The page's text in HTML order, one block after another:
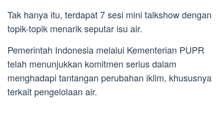
Tak hanya itu, terdapat 7 sesi mini talkshow dengan
topik-topik menarik seputar isu air.
Pemerintah Indonesia melalui Kementerian PUPR
telah menunjukkan komitmen serius dalam
menghadapi tantangan perubahan iklim, khususnya
terkait pengelolaan air.